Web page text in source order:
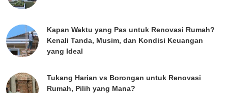
Kapan Waktu yang Pas untuk Renovasi Rumah?
Kenali Tanda, Musim, dan Kondisi Keuangan
yang Ideal
Tukang Harian vs Borongan untuk Renovasi
Rumah, Pilih yang Mana?